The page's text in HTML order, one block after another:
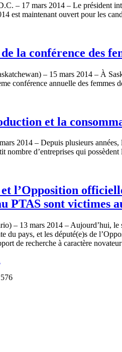
– 17 mars 2014 – Le président
est maintenant ouvert pour les
la conférence des
– 15 mars 2014 – À
conférence annuelle des femmes
et la
2014 – Depuis plusieurs
nombre d’entreprises qui
l’Opposition
PTAS sont victimes
– 13 mars 2014 – Aujourd’hui,
du pays, et les député(e)s de
de recherche à caractère